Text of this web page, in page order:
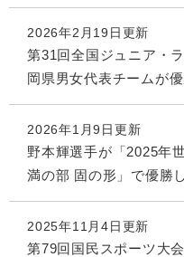
2026年2月19日更新
第31回全国ジュニア・
岡県男女代表チームが
2026年1月9日更新
野本輝選手が「2025年
満の部 固の形」で優勝
2025年11月4日更新
第79回国民スポーツ大